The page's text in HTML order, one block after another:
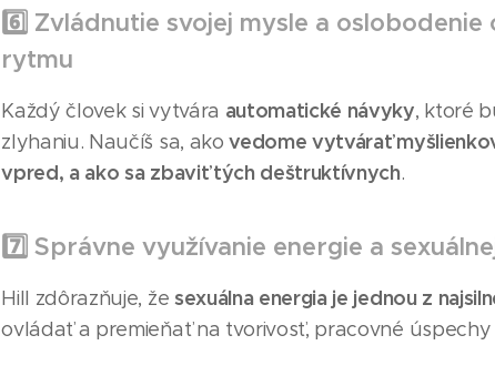
6️⃣ Zvládnutie svojej mysle a
rytmu
Každý človek si vytvára automatické návyky, ktoré
zlyhaniu. Naučíš sa, akovedome vytvárať
vpred, a ako sa zbaviť tých deštruktívnych.
7️⃣ Správne využívanie energie a
Hill zdôrazňuje, že sexuálna energia je jednou z
ovládať a premieňať na tvorivosť, pracovné